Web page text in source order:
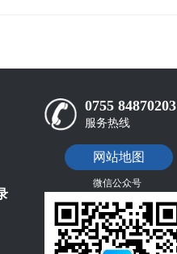
0755 84870203
服务热线
网站地图
微信公众号